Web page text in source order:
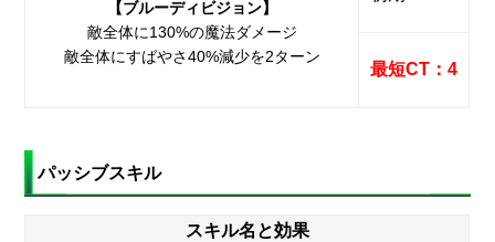
【ブルーディビジョン】
敵全体に130%の魔法ダメージ
敵全体にすばやさ40%減少を2ターン
最短CT：4
パッシブスキル
スキル名と効果